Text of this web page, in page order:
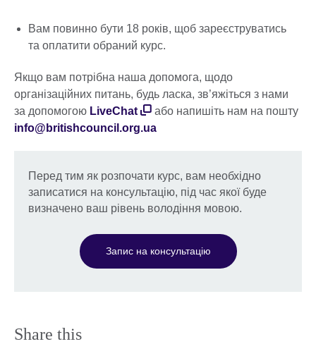
Вам повинно бути 18 років, щоб зареєструватись
та оплатити обраний курс.
Якщо вам потрібна наша допомога, щодо
організаційних питань, будь ласка, зв’яжіться з нами
за допомогою LiveChat
або напишіть нам на пошту
info@britishcouncil.org.ua
Перед тим як розпочати курс, вам необхідно
записатися на консультацію, під час якої буде
визначено ваш рівень володіння мовою.
Запис на консультацію
Share this